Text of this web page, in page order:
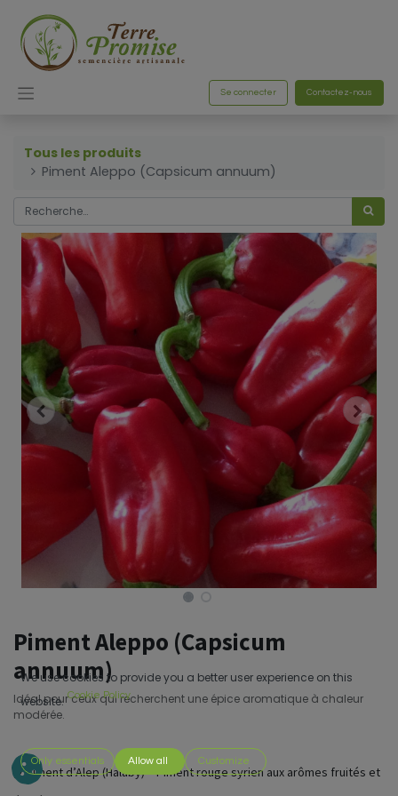
Se connecter Contactez-nous
Tous les produits
Piment Aleppo (Capsicum annuum)
Piment Aleppo (Capsicum
annuum)
Idéal pour ceux qui recherchent une épice aromatique à chaleur
modérée.
🌶️ Piment d’Alep (Halaby) – Piment rouge syrien aux arômes fruités et
We use cookies to provide you a better user experience on this
website. Cookie Policy
Only essentials Allow all Customize